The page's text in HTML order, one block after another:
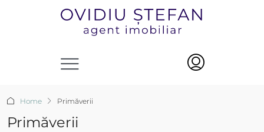
Home Primăverii
Primăverii